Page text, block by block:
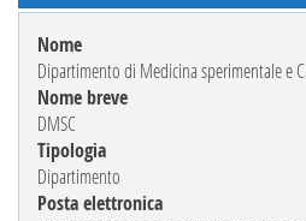
Nome
Dipartimento di Medicina sperimentale e
Nome breve
DMSC
Tipologia
Dipartimento
Posta elettronica